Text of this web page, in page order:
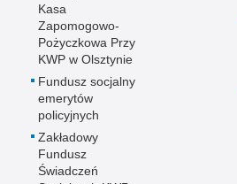
Kasa
Zapomogowo-
Pożyczkowa Przy
KWP w Olsztynie
Fundusz socjalny
emerytów
policyjnych
Zakładowy
Fundusz
Świadczeń